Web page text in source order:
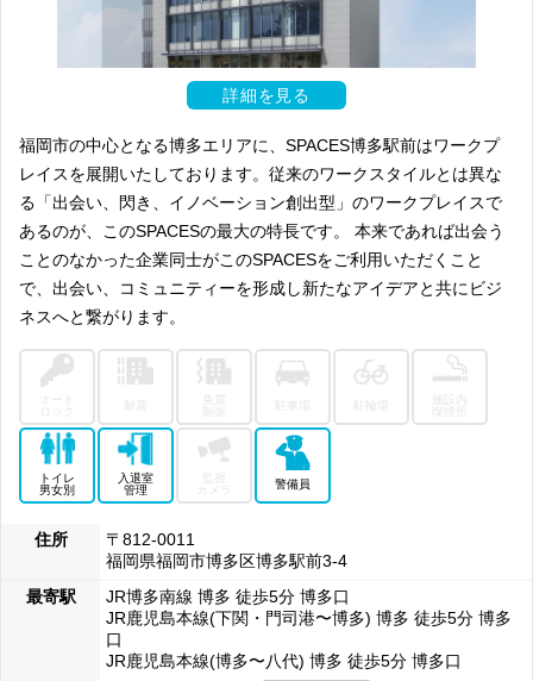
詳細を見る
福岡市の中心となる博多エリアに、SPACES博多駅前はワークプ
レイスを展開いたしております。従来のワークスタイルとは異な
る「出会い、閃き、イノベーション創出型」のワークプレイスで
あるのが、このSPACESの最大の特長です。 本来であれば出会う
ことのなかった企業同士がこのSPACESをご利用いただくこと
で、出会い、コミュニティーを形成し新たなアイデアと共にビジ
ネスへと繋がります。
喫煙所
トイレ
男女別
入退室
管理
カメラ
警備員
住所
〒812-0011
福岡県福岡市博多区博多駅前3-4
最寄駅
JR博多南線 博多 徒歩5分 博多口
JR鹿児島本線(下関・門司港〜博多) 博多 徒歩5分 博多
口
JR鹿児島本線(博多〜八代) 博多 徒歩5分 博多口